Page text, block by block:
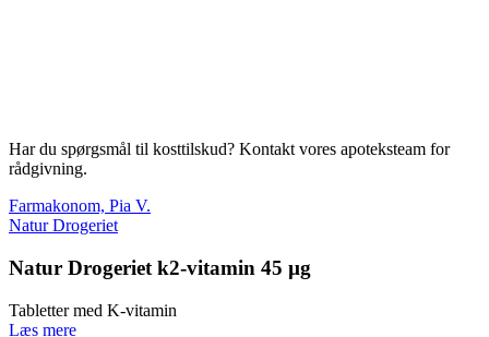
Har du spørgsmål til kosttilskud? Kontakt vores apoteksteam for
rådgivning.
Farmakonom, Pia V.
Natur Drogeriet
Natur Drogeriet k2-vitamin 45 µg
Tabletter med K-vitamin
Læs mere